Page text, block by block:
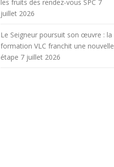
les fruits des rendez-vous SPC 7
juillet 2026
Le Seigneur poursuit son œuvre : la
formation VLC franchit une nouvelle
étape 7 juillet 2026